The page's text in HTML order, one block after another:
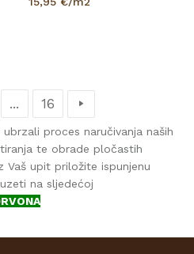
... 16
proces naručivanja naših
te obrade pločastih
Vaš upit priložite ispunjenu
na sljedećoj